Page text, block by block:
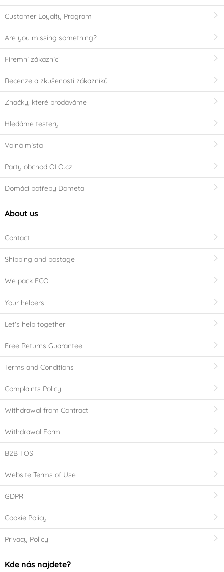
Customer Loyalty Program
Are you missing something?
Firemní zákazníci
Recenze a zkušenosti zákazníků
Značky, které prodáváme
Hledáme testery
Volná místa
Party obchod OLO.cz
Domácí potřeby Dometa
About us
Contact
Shipping and postage
We pack ECO
Your helpers
Let's help together
Free Returns Guarantee
Terms and Conditions
Complaints Policy
Withdrawal from Contract
Withdrawal Form
B2B TOS
Website Terms of Use
GDPR
Cookie Policy
Privacy Policy
Kde nás najdete?